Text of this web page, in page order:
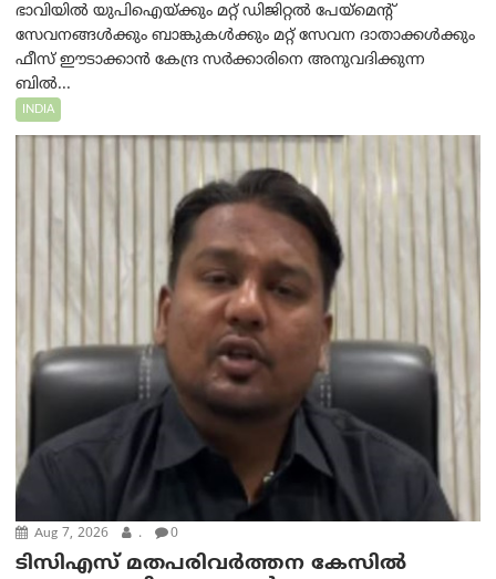
ഭാവിയിൽ യുപിഐയ്ക്കും മറ്റ് ഡിജിറ്റൽ പേയ്‌മെന്റ്
സേവനങ്ങൾക്കും ബാങ്കുകൾക്കും മറ്റ് സേവന ദാതാക്കൾക്കും
ഫീസ് ഈടാക്കാൻ കേന്ദ്ര സർക്കാരിനെ അനുവദിക്കുന്ന
ബിൽ...
INDIA
Aug 7, 2026 . 0
ടിസിഎസ് മതപരിവർത്തന കേസിൽ